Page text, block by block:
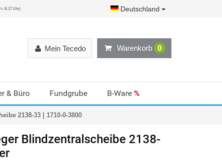
8-17 Uhr) Deutschland
Warenkorb 0
Mein Tecedo
& Büro Fundgrube B-Ware %
2138-33 | 1710-0-3800
Blindzentralscheibe 2138-